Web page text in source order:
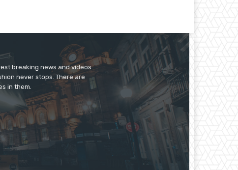
breaking news and videos
never stops. There are
in them.